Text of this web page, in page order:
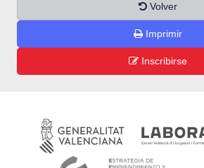
Volver
Imprimir
Inscribirse